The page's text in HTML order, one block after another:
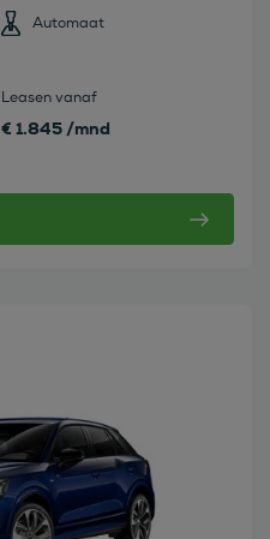
Automaat
Leasen vanaf
€ 1.845 /mnd